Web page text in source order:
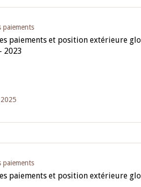
paiements
paiements et position extérieure
2023
paiements
paiements et position extérieure